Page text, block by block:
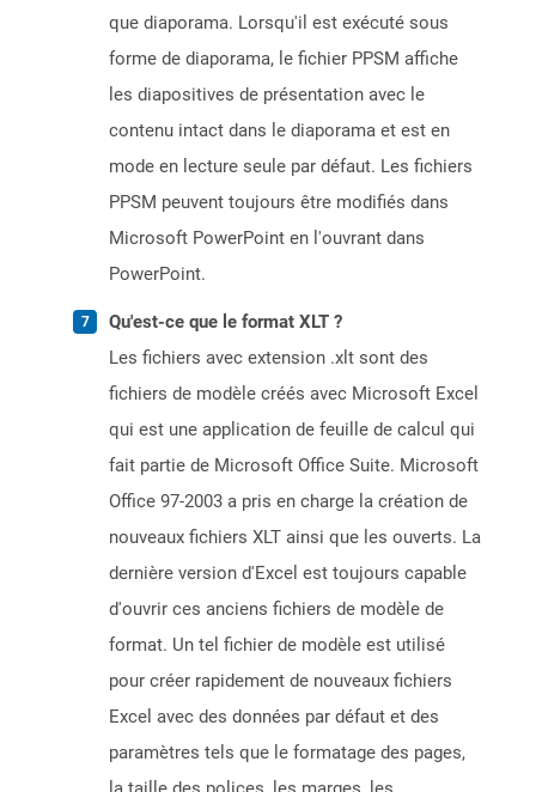
que diaporama. Lorsqu'il est exécuté sous
forme de diaporama, le fichier PPSM affiche
les diapositives de présentation avec le
contenu intact dans le diaporama et est en
mode en lecture seule par défaut. Les fichiers
PPSM peuvent toujours être modifiés dans
Microsoft PowerPoint en l'ouvrant dans
PowerPoint.
Qu'est-ce que le format XLT ?
Les fichiers avec extension .xlt sont des
fichiers de modèle créés avec Microsoft Excel
qui est une application de feuille de calcul qui
fait partie de Microsoft Office Suite. Microsoft
Office 97-2003 a pris en charge la création de
nouveaux fichiers XLT ainsi que les ouverts. La
dernière version d'Excel est toujours capable
d'ouvrir ces anciens fichiers de modèle de
format. Un tel fichier de modèle est utilisé
pour créer rapidement de nouveaux fichiers
Excel avec des données par défaut et des
paramètres tels que le formatage des pages,